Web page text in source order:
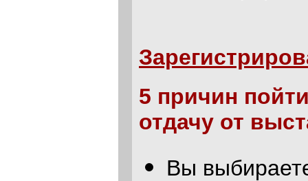
5 причин
отдачу от
Вы